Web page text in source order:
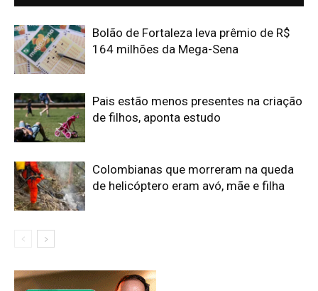
Bolão de Fortaleza leva prêmio de R$
164 milhões da Mega-Sena
Pais estão menos presentes na criação
de filhos, aponta estudo
Colombianas que morreram na queda
de helicóptero eram avó, mãe e filha